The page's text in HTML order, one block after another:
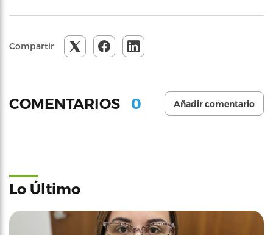
Compartir
COMENTARIOS 0 Añadir comentario
Lo Último